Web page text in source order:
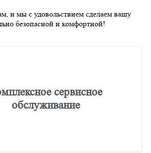
и мы с удовольствием сделаем вашу
безопасной и комфортной!
сервисное
обслуживание